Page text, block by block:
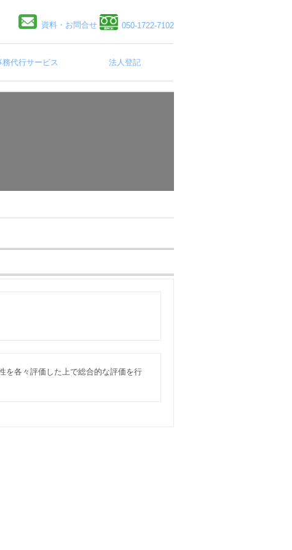
資料・お問合せ 050-1722-7102
務代行サービス 法人登記
を各々評価した上で総合的な評価を行